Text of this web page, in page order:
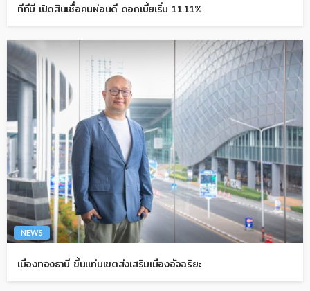
ทีทีบี เปิดสินเชื่อคนผ่อนดี ดอกเบี้ยเริ่ม 11.11%
NEWS
เมืองทองธานี ขึ้นแท่นเขตส่งเสริมเมืองอัจฉริยะ